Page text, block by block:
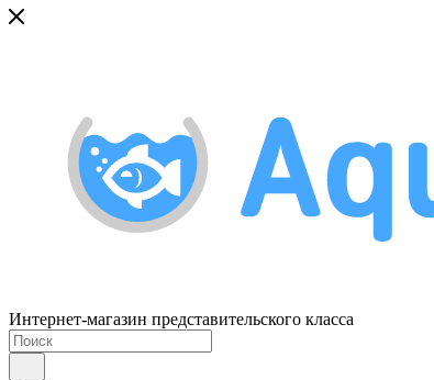
Интернет-магазин представительского класса